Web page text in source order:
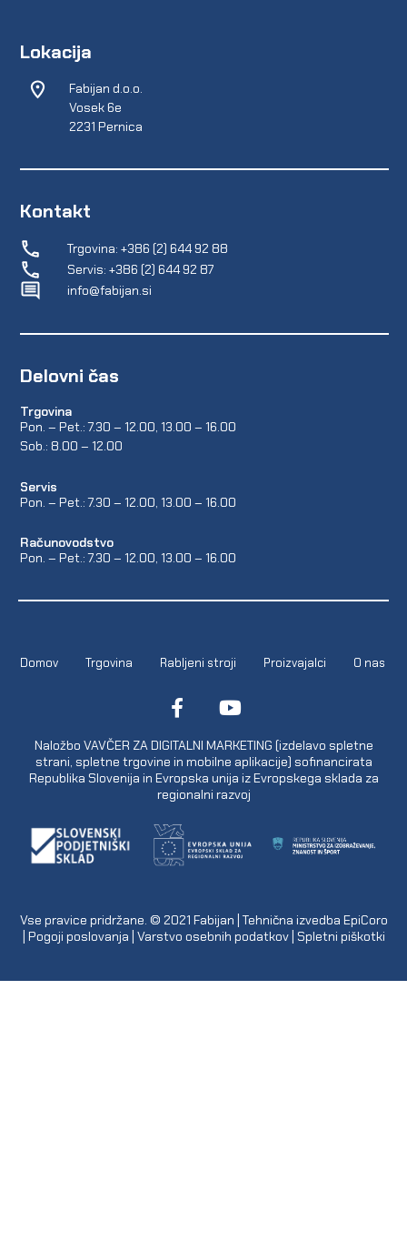
Lokacija
Fabijan d.o.o.
Vosek 6e
2231 Pernica
Kontakt
Trgovina: +386 (2) 644 92 88
Servis: +386 (2) 644 92 87
info@fabijan.si
Delovni čas
Trgovina
Pon. – Pet.: 7.30 – 12.00, 13.00 – 16.00
Sob.: 8.00 – 12.00
Servis
Pon. – Pet.: 7.30 – 12.00, 13.00 – 16.00
Računovodstvo
Pon. – Pet.: 7.30 – 12.00, 13.00 – 16.00
Domov Trgovina Rabljeni stroji Proizvajalci O nas
Naložbo VAVČER ZA DIGITALNI MARKETING (izdelavo spletne
strani, spletne trgovine in mobilne aplikacije) sofinancirata
Republika Slovenija in Evropska unija iz Evropskega sklada za
regionalni razvoj
Vse pravice pridržane. © 2021 Fabijan | Tehnična izvedba EpiCoro
Pogoji poslovanja Varstvo osebnih podatkov| Spletni piškotki